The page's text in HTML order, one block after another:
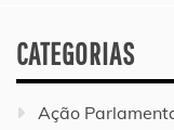
CATEGORIAS
Ação